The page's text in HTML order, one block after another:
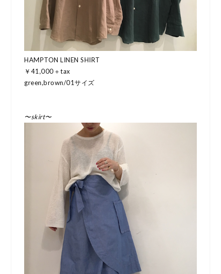
HAMPTON LINEN SHIRT
￥41,000＋tax
green,brown/01サイズ
〜skirt〜